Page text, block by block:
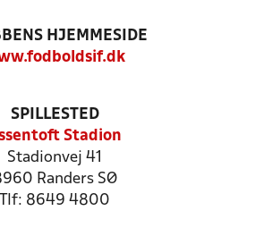
HJEMMESIDE
SPILLESTED
Stadion
Stadionvej 41
Randers SØ
Tlf: 8649 4800